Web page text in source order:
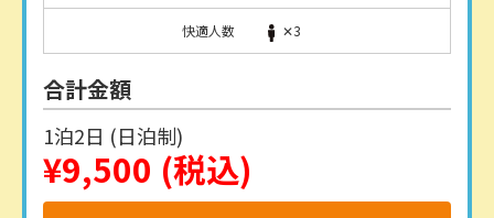
快適人数 ✕3
合計金額
1泊2日 (日泊制)
¥9,500 (税込)